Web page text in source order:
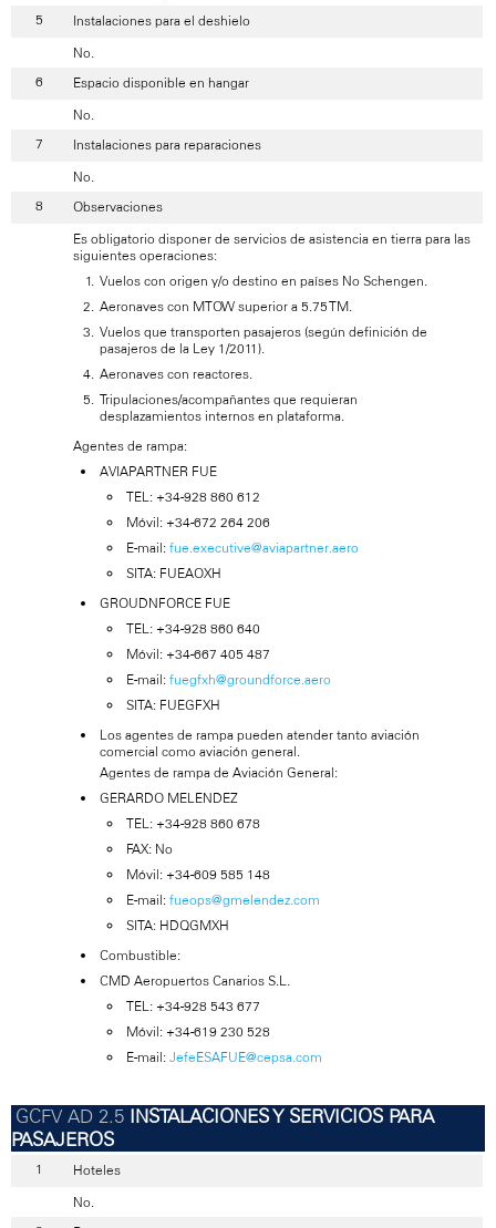
Instalaciones para el deshielo
No.
Espacio disponible en hangar
No.
Instalaciones para reparaciones
No.
Observaciones
Es obligatorio disponer de servicios de asistencia en tierra para las
siguientes operaciones:
Vuelos con origen y/o destino en países No Schengen.
Aeronaves con MTOW superior a 5.75 TM.
Vuelos que transporten pasajeros (según definición de
pasajeros de la Ley 1/2011).
Aeronaves con reactores.
Tripulaciones/acompañantes que requieran
desplazamientos internos en plataforma.
Agentes de rampa:
AVIAPARTNER FUE
TEL: +34-928 860 612
Móvil: +34-672 264 206
E-mail: fue.executive@aviapartner.aero
SITA: FUEAOXH
GROUDNFORCE FUE
TEL: +34-928 860 640
Móvil: +34-667 405 487
E-mail: fuegfxh@groundforce.aero
SITA: FUEGFXH
Los agentes de rampa pueden atender tanto aviación
comercial como aviación general.
Agentes de rampa de Aviación General:
GERARDO MELENDEZ
TEL: +34-928 860 678
FAX: No
Móvil: +34-609 585 148
E-mail: fueops@gmelendez.com
SITA: HDQGMXH
Combustible:
CMD Aeropuertos Canarios S.L.
TEL: +34-928 543 677
Móvil: +34-619 230 528
E-mail: JefeESAFUE@cepsa.com
INSTALACIONES Y SERVICIOS PARA
PASAJEROS
Hoteles
No.